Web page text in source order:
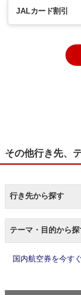
JALカード割引
その他行き先、
行き先から探す
テーマ・目的から探
国内航空券を今す